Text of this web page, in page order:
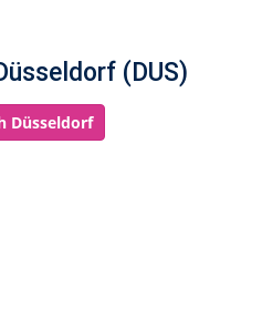
(DUS)
Düsseldorf